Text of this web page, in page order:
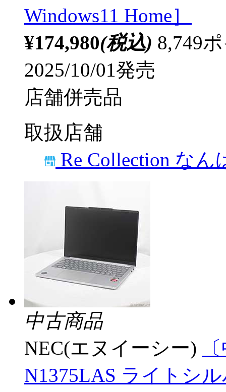
Windows11 Home］
¥174,980(税込) 8,749
2025/10/01発売
店舗併売品
取扱店舗
Re Collection なん
中古商品
NEC(エヌイーシー)
N1375LAS ライトシル